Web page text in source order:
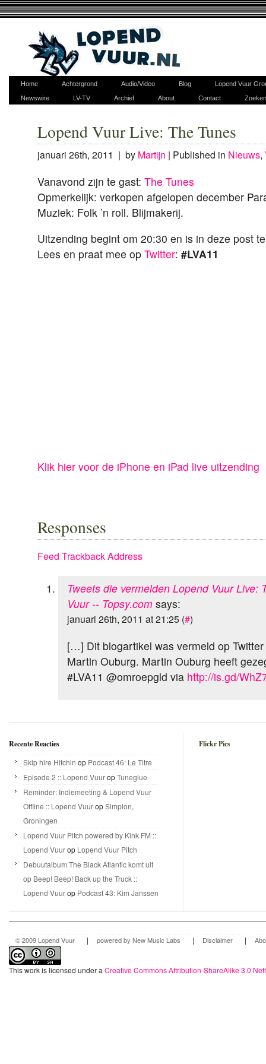
Home Achtergrond Audio/Video Blog
Lopend Vuur
Newswire
LV-TV Archief About Contact Zoeken
Lopend Vuur Live: The Tunes
januari 26th, 2011 | by Martijn | Published in Nieuws,
Vanavond zijn te gast: The Tunes
Opmerkelijk: verkopen afgelopen december
Muziek: Folk ’n roll. Blijmakerij.
Uitzending begint om 20:30 en is in deze post
Lees en praat mee op Twitter: #LVA11
Klik hier voor de iPhone en iPad live uitzending
Responses
Feed Trackback Address
Tweets die vermelden Lopend Vuur Live:
Vuur -- Topsy.com says:
januari 26th, 2011 at 21:25 (#)
[…] Dit blogartikel was vermeld op
Martin Ouburg. Martin Ouburg heeft
#LVA11 @omroepgld via http://is.gd/
Recente Reacties
Skip hire Hitchin op Podcast 46: Le Titre
Episode 2 :: Lopend VuuropTuneglue
Reminder: Indiemeeting & Lopend Vuur
Offline :: Lopend VuuropSimplon,
Groningen
Lopend Vuur Pitch powered by Kink FM ::
Lopend Vuurop Lopend Vuur Pitch
Debuutalbum The Black Atlantic komt uit
op Beep! Beep! Back up the Truck ::
Lopend Vuurop Podcast 43: Kim Janssen
Flickr Pics
© 2009 Lopend Vuur | powered by New Music Labs | Disclaimer |
This work is licensed under a Creative Commons Attribution-ShareAlike 3.0